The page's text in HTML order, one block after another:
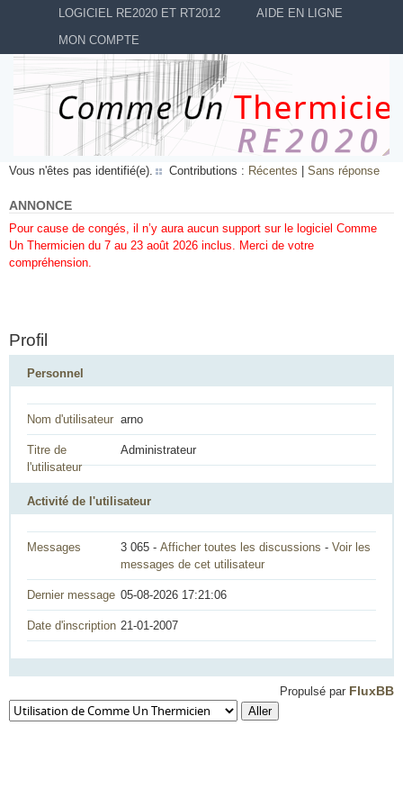
LOGICIEL RE2020 ET RT2012
AIDE EN LIGNE
MON COMPTE
Vous n'êtes pas identifié(e). Contributions : Récentes Sans réponse
ANNONCE
Pour cause de congés, il n’y aura aucun support sur le logiciel Comme
Un Thermicien du 7 au 23 août 2026 inclus. Merci de votre
compréhension.
Profil
Personnel
Nom d'utilisateur arno
Titre de
l'utilisateur
Administrateur
Activité de l'utilisateur
Messages 3 065 - Afficher toutes les discussions - Voir les
messages de cet utilisateur
Dernier message 05-08-2026 17:21:06
Date d'inscription 21-01-2007
Propulsé par FluxBB